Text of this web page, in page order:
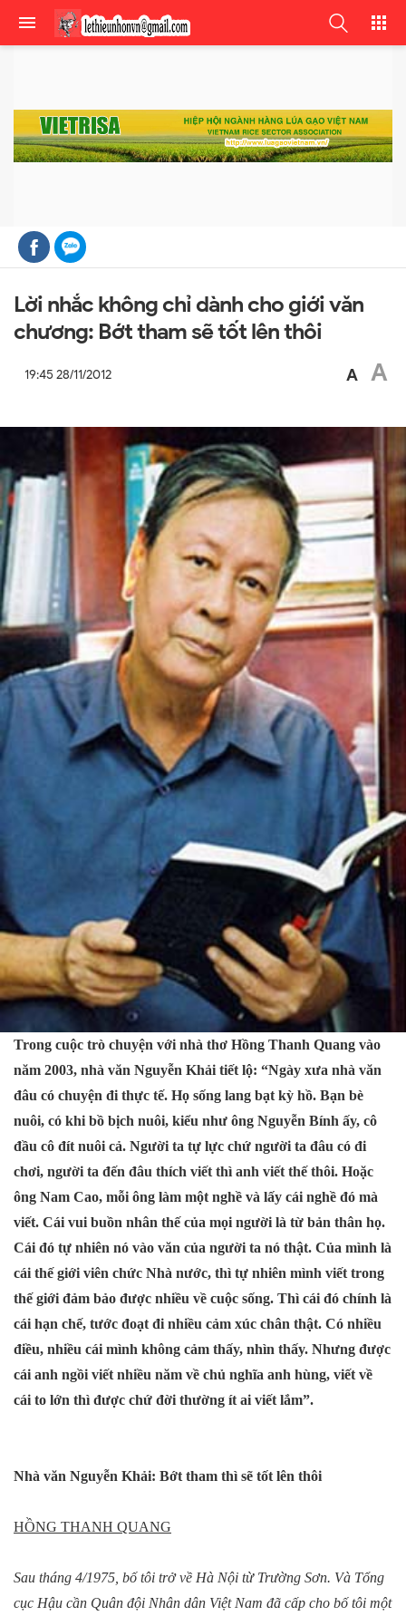
Lời nhắc không chỉ dành cho giới văn
chương: Bớt tham sẽ tốt lên thôi
19:45 28/11/2012 A A
Trong cuộc trò chuyện với nhà thơ Hồng Thanh Quang vào
năm 2003, nhà văn Nguyễn Khải tiết lộ: “Ngày xưa nhà văn
đâu có chuyện đi thực tế. Họ sống lang bạt kỳ hồ. Bạn bè
nuôi, có khi bồ bịch nuôi, kiểu như ông Nguyễn Bính ấy, cô
đầu cô đít nuôi cả. Người ta tự lực chứ người ta đâu có đi
chơi, người ta đến đâu thích viết thì anh viết thế thôi. Hoặc
ông Nam Cao, mỗi ông làm một nghề và lấy cái nghề đó mà
viết. Cái vui buồn nhân thế của mọi người là từ bản thân họ.
Cái đó tự nhiên nó vào văn của người ta nó thật. Của mình là
cái thế giới viên chức Nhà nước, thì tự nhiên mình viết trong
thế giới đảm bảo được nhiều về cuộc sống. Thì cái đó chính là
cái hạn chế, tước đoạt đi nhiều cảm xúc chân thật. Có nhiều
điều, nhiều cái mình không cảm thấy, nhìn thấy. Nhưng được
cái anh ngồi viết nhiều năm về chủ nghĩa anh hùng, viết về
cái to lớn thì được chứ đời thường ít ai viết lắm”.
Nhà văn Nguyễn Khải: Bớt tham thì sẽ tốt lên thôi
HỒNG THANH QUANG
Sau tháng 4/1975, bố tôi trở về Hà Nội từ Trường Sơn. Và Tổng
cục Hậu cần Quân đội Nhân dân Việt Nam đã cấp cho bố tôi một